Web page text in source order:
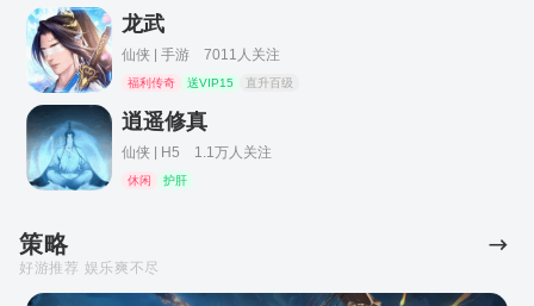
龙武
仙侠 | 手游 7011人关注
福利传奇 送VIP15 直升百级
逍遥修真
仙侠 | H5 1.1万人关注
休闲 护肝
策略
好游推荐 娱乐爽不尽